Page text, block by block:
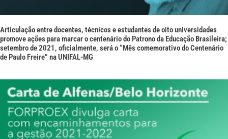
Articulação entre docentes, técnicos e estudantes de oito universidades
promove ações para marcar o centenário do Patrono da Educação Brasileira;
setembro de 2021, oficialmente, será o “Mês comemorativo do Centenário
de Paulo Freire” na UNIFAL-MG